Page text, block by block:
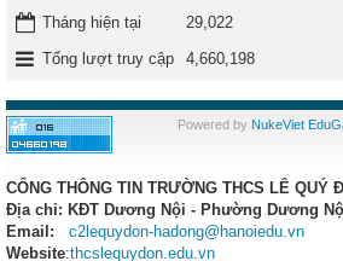
Tháng hiện tại
29,022
Tổng lượt truy cập
4,660,198
Powered by NukeViet
CỔNG THÔNG TIN TRƯỜNG THCS LÊ QUÝ
Địa chỉ: KĐT Dương Nội - Phường Dương
Email:
c2lequydon-hadong@hanoiedu.vn
Website:thcslequydon.edu.vn